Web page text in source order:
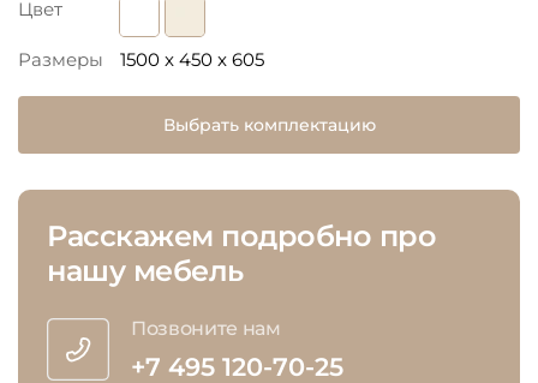
Цвет
Размеры 1500 x 450 x 605
Выбрать комплектацию
Расскажем подробно про
нашу мебель
Позвоните нам
+7 495 120-70-25